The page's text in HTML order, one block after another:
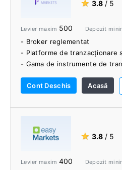
★ 3.8 / 5
Levier maxim 500 Depozit
- Broker reglementat
- Platforme de tranzacționare
- Gama de instrumente de
- Comisioane mici
- Opțiuni multiple de finanțare
- Instrumente de
- VPS cu reducere
- Asistență excelentă pentru
Cont Deschis Acasă
★ 3.8 / 5
Levier maxim 400 Depozit